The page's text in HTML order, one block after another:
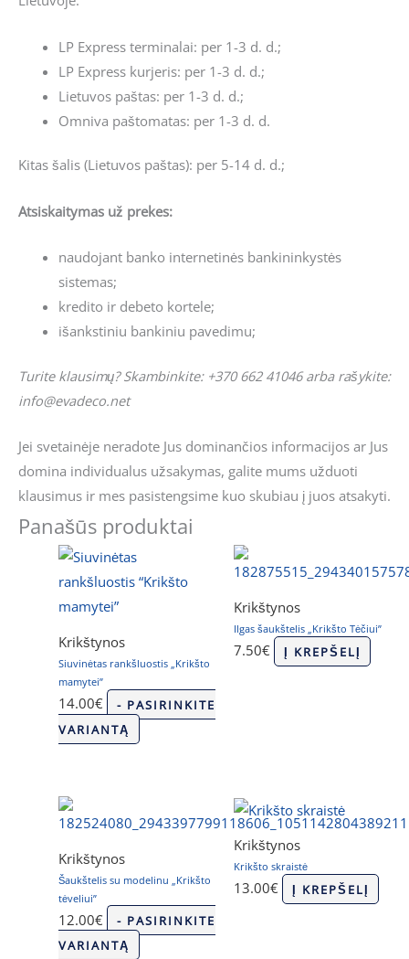
LP Express terminalai: per 1-3 d. d.;
LP Express kurjeris: per 1-3 d. d.;
Lietuvos paštas: per 1-3 d. d.;
Omniva paštomatas: per 1-3 d. d.
Kitas šalis (Lietuvos paštas): per 5-14 d. d.;
Atsiskaitymas už prekes:
naudojant banko internetinės bankininkystės
sistemas;
kredito ir debeto kortele;
išankstiniu bankiniu pavedimu;
Turite klausimų? Skambinkite: +370 662 41046 arba rašykite:
info@evadeco.net
Jei svetainėje neradote Jus dominančios informacijos ar Jus
domina individualus užsakymas, galite mums užduoti
klausimus ir mes pasistengsime kuo skubiau į juos atsakyti.
Panašūs produktai
Krikštynos
Siuvinėtas rankšluostis „Krikšto
mamytei”
14.00€
- PASIRINKITE
VARIANTĄ
Krikštynos
Ilgas šaukštelis „Krikšto Tėčiui”
7.50€ Į KREPŠELĮ
Krikštynos
Šaukštelis su modelinu „Krikšto
tėveliui”
12.00€
- PASIRINKITE
VARIANTĄ
Krikštynos
Krikšto skraistė
13.00€ Į KREPŠELĮ